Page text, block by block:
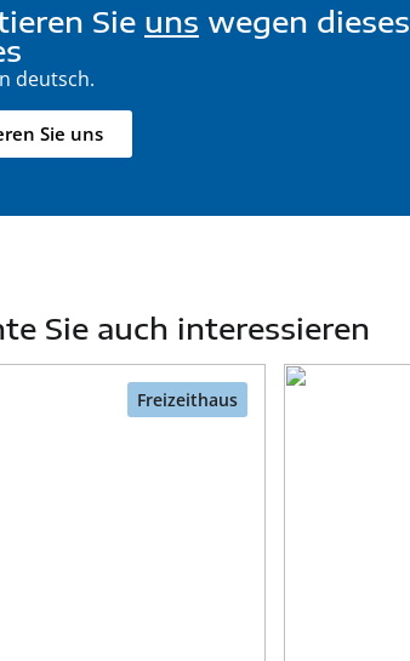
Sie uns wegen dieses
deutsch.
Sie uns
Sie auch interessieren
Freizeithaus